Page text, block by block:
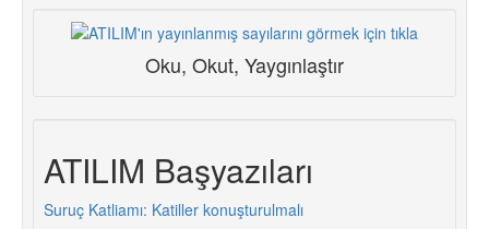
Oku, Okut, Yaygınlaştır
ATILIM Başyazıları
Suruç Katliamı: Katiller konuşturulmalı